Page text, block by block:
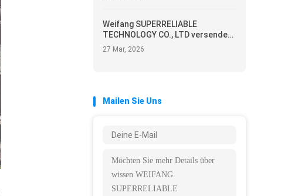
Weifang SUPERRELIABLE
TECHNOLOGY CO., LTD versendet
Wärmeetiketten nach Argentinien
27 Mar, 2026
Mailen Sie Uns